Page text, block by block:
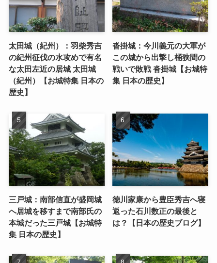
太田城（紀州）：羽柴秀吉
の紀州征伐の水攻めで有名
な太田左近の居城 太田城
（紀州）【お城特集 日本の
歴史】
沓掛城：今川義元の大軍が
この城から出撃し桶狭間の
戦いで敗戦 沓掛城【お城特
集 日本の歴史】
三戸城：南部信直が盛岡城
へ居城を移すまで南部氏の
本城だった三戸城【お城特
集 日本の歴史】
徳川家康から豊臣秀吉へ寝
返った石川数正の最後と
は？【日本の歴史ブログ】